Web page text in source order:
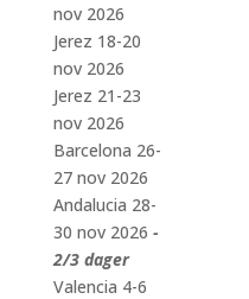
nov 2026
Jerez 18-20
nov 2026
Jerez 21-23
nov 2026
Barcelona 26-
27 nov 2026
Andalucia 28-
30 nov 2026 -
2/3 dager
Valencia 4-6